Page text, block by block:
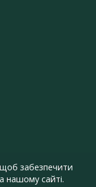
забезпечити
нашому сайті.